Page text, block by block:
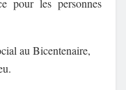
pour les personnes
au Bicentenaire,